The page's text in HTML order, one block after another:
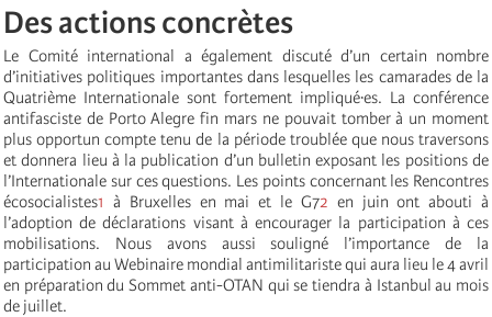
Des actions concrètes
Le Comité international a également discuté d’un certain nombre
d’initiatives politiques importantes dans lesquelles les camarades de la
Quatrième Internationale sont fortement impliqué·es. La conférence
antifasciste de Porto Alegre fin mars ne pouvait tomber à un moment
plus opportun compte tenu de la période troublée que nous traversons
et donnera lieu à la publication d’un bulletin exposant les positions de
l’Internationale sur ces questions. Les points concernant les Rencontres
écosocialistes1 à Bruxelles en mai et le G72 en juin ont abouti à
l’adoption de déclarations visant à encourager la participation à ces
mobilisations. Nous avons aussi souligné l’importance de la
participation au Webinaire mondial antimilitariste qui aura lieu le 4 avril
en préparation du Sommet anti-OTAN qui se tiendra à Istanbul au mois
de juillet.